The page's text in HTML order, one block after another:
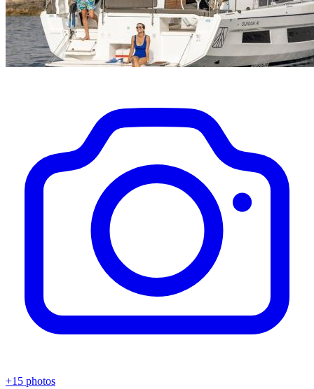
+15 photos